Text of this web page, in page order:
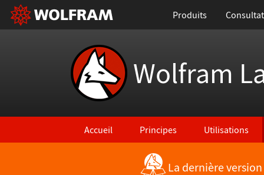
Produits
Wolfram
Accueil Principes Utilisations
La dernière